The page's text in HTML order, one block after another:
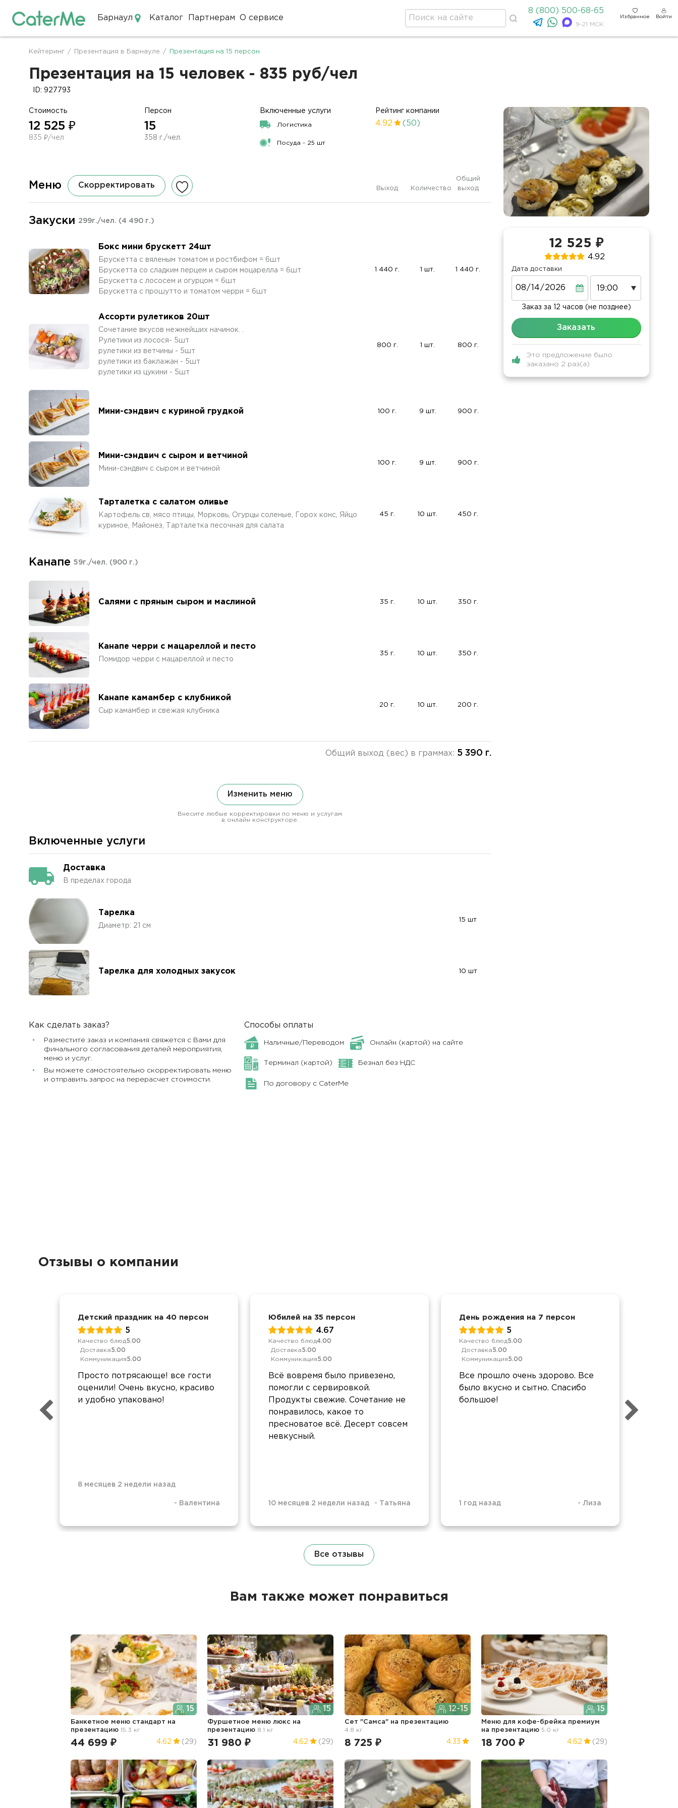
Барнаул Каталог Партнерам О сервисе
8 (800) 500-68-65
9-21 МСК
Избранное Войти
Строка
навигации
Кейтеринг / Презентация в Барнауле / Презентация на 15 персон
Презентация на 15 человек - 835 руб/чел
ID: 927793
Стоимость
12 525 ₽
835 ₽/чел
Персон
15
358 г./чел.
Включенные услуги
Логистика
Посуда - 25 шт
Рейтинг компании
4.92 (50)
Меню Скорректировать Выход Количество
Общий
выход
Закуски 299г./чел. (4 490 г.)
Бокс мини брускетт 24шт
Брускетта с вяленым томатом и ростбифом = 6шт
Брускетта со сладким перцем и сыром моцарелла = 6шт
Брускетта с лососем и огурцом = 6шт
Брускетта с прошутто и томатом черри = 6шт
1 440 г. 1 шт. 1 440 г.
Ассорти рулетиков 20шт
Сочетание вкусов нежнейших начинок. .
Рулетики из лосося- 5шт
рулетики из ветчины - 5шт
рулетики из баклажан - 5шт
рулетики из цукини - 5шт
800 г. 1 шт. 800 г.
Мини-сэндвич с куриной грудкой 100 г. 9 шт. 900 г.
Мини-сэндвич с сыром и ветчиной
Мини-сэндвич с сыром и ветчиной
100 г. 9 шт. 900 г.
Тарталетка с салатом оливье
Картофель св, мясо птицы, Морковь, Огурцы соленые, Горох конс, Яйцо
куриное, Майонез, Тарталетка песочная для салата
45 г. 10 шт. 450 г.
Канапе 59г./чел. (900 г.)
Салями с пряным сыром и маслиной 35 г. 10 шт. 350 г.
Канапе черри с мацареллой и песто
Помидор черри с мацареллой и песто
35 г. 10 шт. 350 г.
Канапе камамбер с клубникой
Сыр камамбер и свежая клубника
20 г. 10 шт. 200 г.
Общий выход (вес) в граммах: 5 390 г.
Изменить меню
Внесите любые корректировки по меню и услугам
в онлайн конструкторе.
Включенные услуги
Доставка
В пределах города
Тарелка
Диаметр: 21 см
15 шт
Тарелка для холодных закусок 10 шт
Как сделать заказ?
Разместите заказ и компания свяжется с Вами для
финального согласования деталей мероприятия,
меню и услуг.
Вы можете самостоятельно скорректировать меню
и отправить запрос на перерасчет стоимости.
Способы оплаты
Наличные/Переводом Онлайн (картой) на сайте
Терминал (картой) Безнал без НДС
По договору с CaterMe
12 525 ₽
4.92
Дата доставки
Заказ за 12 часов (не позднее)
Заказать
Это предложение было
заказано 2 раз(а)
Отзывы о компании
Детский праздник на 40 персон
5
Качество блюд5.00
Доставка5.00
Коммуникация5.00
Просто потрясающе! все гости
оценили! Очень вкусно, красиво
и удобно упаковано!
8 месяцев 2 недели назад
- Валентина
Юбилей на 35 персон
4.67
Качество блюд4.00
Доставка5.00
Коммуникация5.00
Всё вовремя было привезено,
помогли с сервировкой.
Продукты свежие. Сочетание не
понравилось, какое то
пресноватое всё. Десерт совсем
невкусный.
10 месяцев 2 недели назад - Татьяна
День рождения на 7 персон
5
Качество блюд5.00
Доставка5.00
Коммуникация5.00
Все прошло очень здорово. Все
было вкусно и сытно. Спасибо
большое!
1 год назад - Лиза
Все отзывы
Вам также может понравиться
15
Банкетное меню стандарт на
презентацию 15.3 кг
44 699 ₽ 4.62 (29)
15
Фуршетное меню люкс на
презентацию 8.1 кг
31 980 ₽ 4.62 (29)
12-15
Сет "Самса" на презентацию
4.8 кг
8 725 ₽ 4.33
15
Меню для кофе-брейка премиум
на презентацию 5.0 кг
18 700 ₽ 4.62 (29)